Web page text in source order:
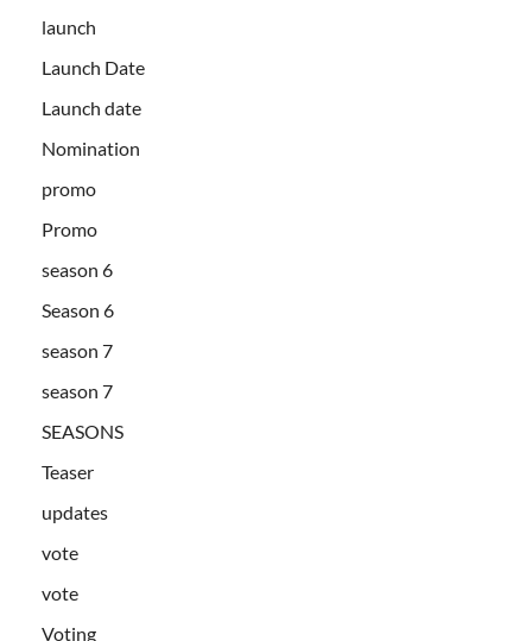
launch
Launch Date
Launch date
Nomination
promo
Promo
season 6
Season 6
season 7
season 7
SEASONS
Teaser
updates
vote
vote
Voting